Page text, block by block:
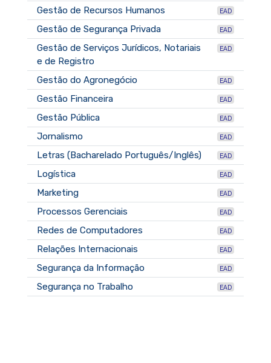
Gestão de Recursos Humanos EAD
Gestão de Segurança Privada EAD
Gestão de Serviços Jurídicos, Notariais
e de Registro
EAD
Gestão do Agronegócio EAD
Gestão Financeira EAD
Gestão Pública EAD
Jornalismo EAD
Letras (Bacharelado Português/Inglês) EAD
Logística EAD
Marketing EAD
Processos Gerenciais EAD
Redes de Computadores EAD
Relações Internacionais EAD
Segurança da Informação EAD
Segurança no Trabalho EAD